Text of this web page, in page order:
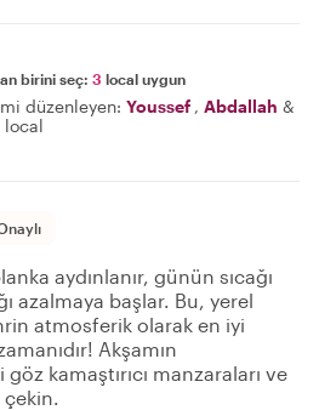
birini seç: 3 local uygun
düzenleyen: Youssef , Abdallah &
local
aydınlanır, günün sıcağı
azalmaya başlar. Bu, yerel
atmosferik olarak en iyi
Akşamın
kamaştırıcı manzaraları ve
çekin.